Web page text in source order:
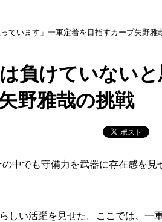
ています」一軍定着を目指すカープ矢野雅
負けていない
野雅哉の挑戦
中でも守備力を武器に存在感を見
しい活躍を見せた。ここでは、一